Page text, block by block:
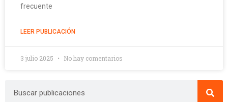
frecuente
LEER PUBLICACIÓN
3 julio 2025 No hay comentarios